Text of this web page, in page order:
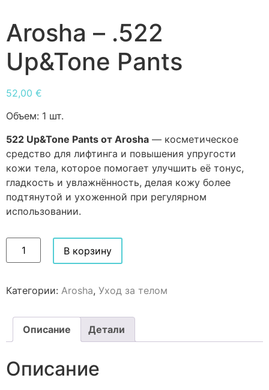
Arosha – .522
Up&Tone Pants
52,00 €
Объем: 1 шт.
522 Up&Tone Pants от Arosha — косметическое
средство для лифтинга и повышения упругости
кожи тела, которое помогает улучшить её тонус,
гладкость и увлажнённость, делая кожу более
подтянутой и ухоженной при регулярном
использовании.
В корзину
Категории: Arosha, Уход за телом
Описание Детали
Описание